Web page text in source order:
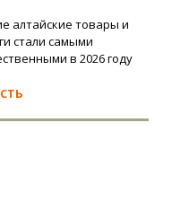
алтайские товары и
стали самыми
в 2026 году